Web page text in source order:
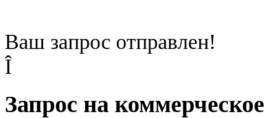
Ваш запрос отправлен!
Î
Запрос на